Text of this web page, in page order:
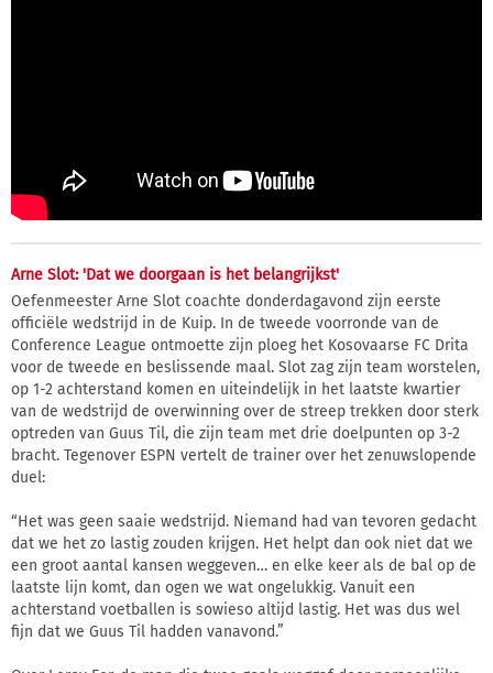
Arne Slot: 'Dat we doorgaan is het belangrijkst'
Oefenmeester Arne Slot coachte donderdagavond zijn eerste
officiële wedstrijd in de Kuip. In de tweede voorronde van de
Conference League ontmoette zijn ploeg het Kosovaarse FC Drita
voor de tweede en beslissende maal. Slot zag zijn team worstelen,
op 1-2 achterstand komen en uiteindelijk in het laatste kwartier
van de wedstrijd de overwinning over de streep trekken door sterk
optreden van Guus Til, die zijn team met drie doelpunten op 3-2
bracht. Tegenover ESPN vertelt de trainer over het zenuwslopende
duel:
“Het was geen saaie wedstrijd. Niemand had van tevoren gedacht
dat we het zo lastig zouden krijgen. Het helpt dan ook niet dat we
een groot aantal kansen weggeven… en elke keer als de bal op de
laatste lijn komt, dan ogen we wat ongelukkig. Vanuit een
achterstand voetballen is sowieso altijd lastig. Het was dus wel
fijn dat we Guus Til hadden vanavond.”